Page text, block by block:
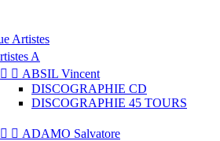
Artistes
A
  ABSIL Vincent
DISCOGRAPHIE CD
DISCOGRAPHIE 45 TOURS
  ADAMO Salvatore